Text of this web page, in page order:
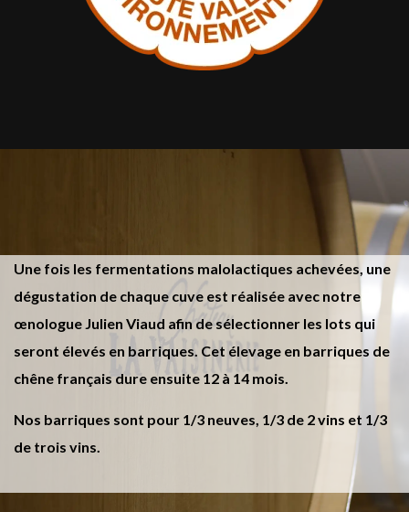
Une fois les fermentations malolactiques achevées, une
dégustation de chaque cuve est réalisée avec notre
œnologue Julien Viaud afin de sélectionner les lots qui
seront élevés en barriques. Cet élevage en barriques de
chêne français dure ensuite 12 à 14 mois.
Nos barriques sont pour 1/3 neuves, 1/3 de 2 vins et 1/3
de trois vins.